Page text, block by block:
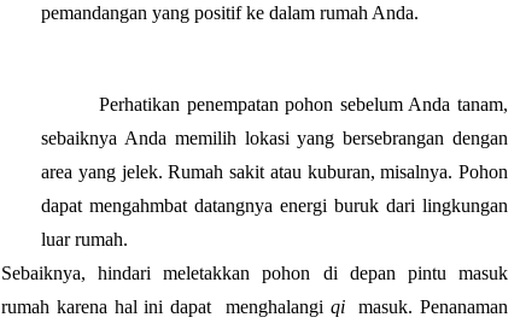
pemandangan yang positif ke dalam rumah Anda.
Perhatikan penempatan pohon sebelum Anda tanam,
sebaiknya Anda memilih lokasi yang bersebrangan dengan
area yang jelek. Rumah sakit atau kuburan, misalnya. Pohon
dapat mengahmbat datangnya energi buruk dari lingkungan
luar rumah.
Sebaiknya, hindari meletakkan pohon di depan pintu masuk
rumah karena hal ini dapat  menghalangi qi
masuk. Penanaman